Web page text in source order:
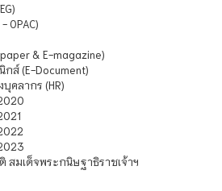
OPAC)
& E-magazine)
ส์ (E-Document)
คลากร (HR)
สมเด็จพระกนิษฐาธิราชเจ้าฯ